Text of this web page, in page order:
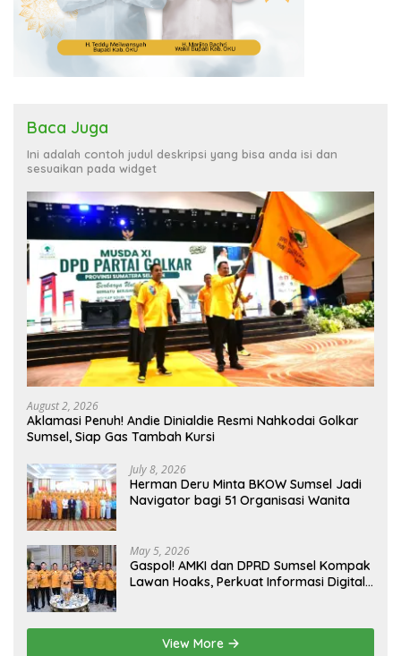
Baca Juga
Ini adalah contoh judul deskripsi yang bisa anda isi dan
sesuaikan pada widget
August 2, 2026
Aklamasi Penuh! Andie Dinialdie Resmi Nahkodai Golkar
Sumsel, Siap Gas Tambah Kursi
July 8, 2026
Herman Deru Minta BKOW Sumsel Jadi
Navigator bagi 51 Organisasi Wanita
May 5, 2026
Gaspol! AMKI dan DPRD Sumsel Kompak
Lawan Hoaks, Perkuat Informasi Digital
View More